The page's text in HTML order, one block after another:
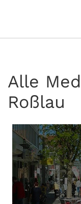
Alle
Roßlau